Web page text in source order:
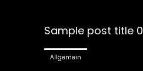
Sample post title 0
Allgemein